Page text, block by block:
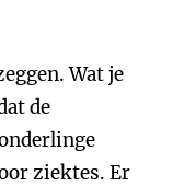
Wat je
de
ziektes. Er